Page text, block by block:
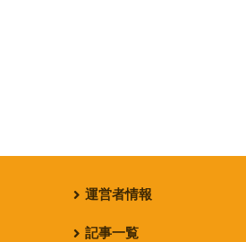
運営者情報
記事一覧